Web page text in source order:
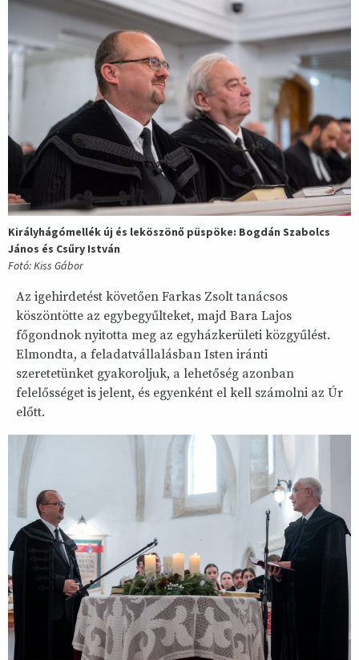
Királyhágómellék új és leköszönő püspöke: Bogdán Szabolcs
János és Csűry István
Fotó: Kiss Gábor
Az igehirdetést követően Farkas Zsolt tanácsos
köszöntötte az egybegyűlteket, majd Bara Lajos
főgondnok nyitotta meg az egyházkerületi közgyűlést.
Elmondta, a feladatvállalásban Isten iránti
szeretetünket gyakoroljuk, a lehetőség azonban
felelősséget is jelent, és egyenként el kell számolni az Úr
előtt.